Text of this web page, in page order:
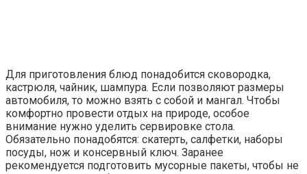
Для приготовления блюд понадобится сковородка,
кастрюля, чайник, шампура. Если позволяют размеры
автомобиля, то можно взять с собой и мангал. Чтобы
комфортно провести отдых на природе, особое
внимание нужно уделить сервировке стола.
Обязательно понадобятся: скатерть, салфетки, наборы
посуды, нож и консервный ключ. Заранее
рекомендуется подготовить мусорные пакеты, чтобы не